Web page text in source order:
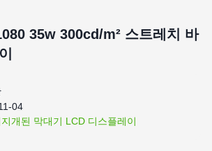
35w 300cd/m² 스트레치 바
04
지개된 막대기 LCD 디스플레이